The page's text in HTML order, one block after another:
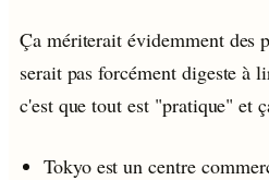
Ça mériterait évidemment des
serait pas forcément digeste à
c'est que tout est "pratique" et
Tokyo est un centre